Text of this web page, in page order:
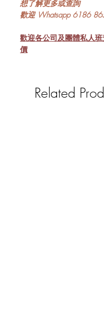
想了解更多或查詢
歡迎 Whatsapp 6186
歡迎各公司及團體私人
價
Related